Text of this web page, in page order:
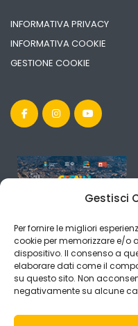
Gestisci
Per fornire le migliori
cookie per memorizzare e/o
dispositivo. Il consenso a
elaborare dati come il
su questo sito. Non
negativamente su alcune
INFORMATIVA PRIVACY
INFORMATIVA COOKIE
GESTIONE COOKIE